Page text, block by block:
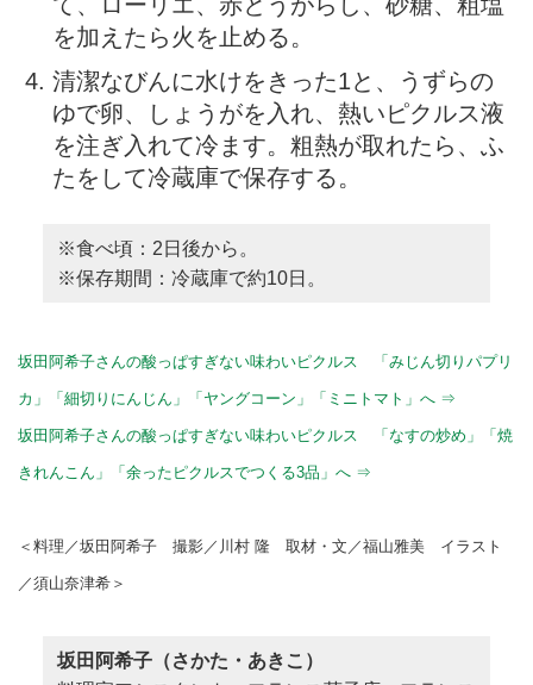
を加えたら火を止める。
清潔なびんに水けをきった1と、うずらの
ゆで卵、しょうがを入れ、熱いピクルス液
を注ぎ入れて冷ます。粗熱が取れたら、ふ
たをして冷蔵庫で保存する。
※食べ頃：2日後から。
※保存期間：冷蔵庫で約10日。
坂田阿希子さんの酸っぱすぎない味わいピクルス 「みじん切りパプリ
カ」「細切りにんじん」「ヤングコーン」「ミニトマト」へ ⇒
坂田阿希子さんの酸っぱすぎない味わいピクルス 「なすの炒め」「焼
きれんこん」「余ったピクルスでつくる3品」へ ⇒
＜料理／坂田阿希子 撮影／川村 隆 取材・文／福山雅美 イラスト
／須山奈津希＞
坂田阿希子（さかた・あきこ）